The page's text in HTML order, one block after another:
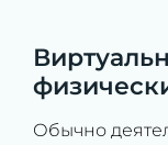
Обычно